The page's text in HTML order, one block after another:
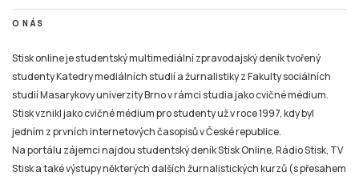
O NÁS
Stisk online je studentský multimediální zpravodajský deník tvořený
studenty Katedry mediálních studií a žurnalistiky z Fakulty sociálních
studií Masarykovy univerzity Brno v rámci studia jako cvičné médium.
Stisk vznikl jako cvičné médium pro studenty už v roce 1997, kdy byl
jedním z prvních internetových časopisů v České republice.
Na portálu zájemci najdou studentský deník Stisk Online, Rádio Stisk, TV
Stisk a také výstupy některých dalších žurnalistických kurzů (s přesahem